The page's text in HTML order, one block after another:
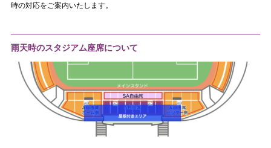
時の対応をご案内いたします。
雨天時のスタジアム座席について